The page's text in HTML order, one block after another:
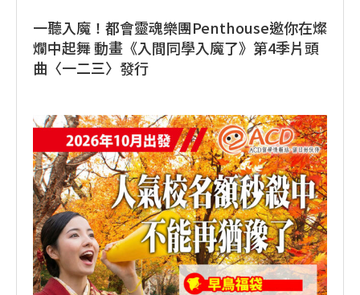
一聽入魔！都會靈魂樂團Penthouse邀你在燦
爛中起舞 動畫《入間同學入魔了》第4季片頭
曲〈一二三〉發行